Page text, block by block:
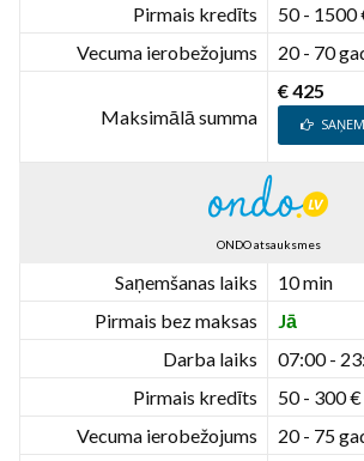
Pirmais kredīts
50 - 1500
Vecuma ierobežojums
20 - 70
Maksimālā summa
€ 425
ONDO atsauksmes
Saņemšanas laiks
10 min
Pirmais bez maksas
Jā
Darba laiks
07:00 -
Pirmais kredīts
50 - 300 €
Vecuma ierobežojums
20 - 75